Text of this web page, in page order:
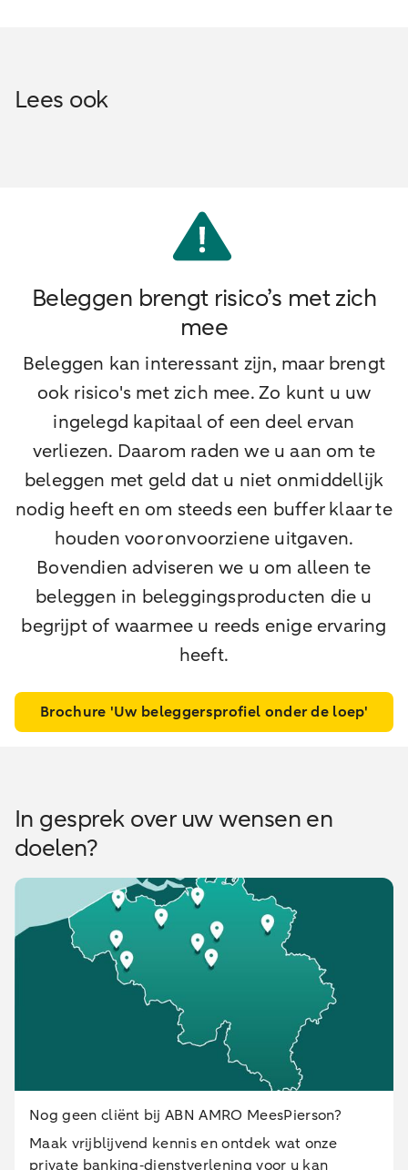
Lees ook
Beleggen brengt risico’s met zich
mee
Beleggen kan interessant zijn, maar brengt
ook risico's met zich mee. Zo kunt u uw
ingelegd kapitaal of een deel ervan
verliezen. Daarom raden we u aan om te
beleggen met geld dat u niet onmiddellijk
nodig heeft en om steeds een buffer klaar te
houden voor onvoorziene uitgaven.
Bovendien adviseren we u om alleen te
beleggen in beleggingsproducten die u
begrijpt of waarmee u reeds enige ervaring
heeft.
Brochure 'Uw beleggersprofiel onder de loep'
In gesprek over uw wensen en
doelen?
Nog geen cliënt bij ABN AMRO MeesPierson?
Maak vrijblijvend kennis en ontdek wat onze
private banking‑dienstverlening voor u kan